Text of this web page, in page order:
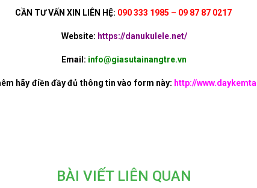
CẦN TƯ VẤN XIN LIÊN HỆ: 090 333 1985 – 09 87 87 0217
Website: https://danukulele.net/
Email: info@giasutainangtre.vn
hãy điền đầy đủ thông tin vào form này: http://
BÀI VIẾT LIÊN QUAN